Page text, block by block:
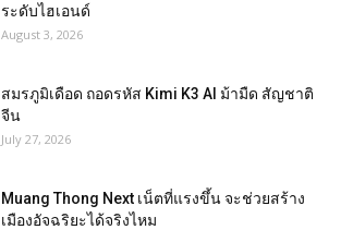
ระดับไฮเอนด์
August 3, 2026
สมรภูมิเดือด ถอดรหัส Kimi K3 AI ม้ามืด สัญชาติ
จีน
July 27, 2026
Muang Thong Next เน็ตที่แรงขึ้น จะช่วยสร้าง
เมืองอัจฉริยะได้จริงไหม